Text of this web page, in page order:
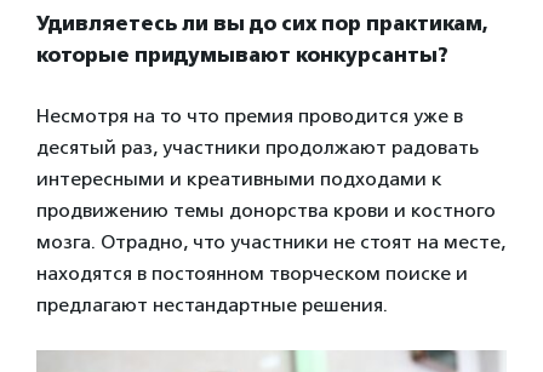
Удивляетесь ли вы до сих пор практикам,
которые придумывают конкурсанты?
Несмотря на то что премия проводится уже в
десятый раз, участники продолжают радовать
интересными и креативными подходами к
продвижению темы донорства крови и костного
мозга. Отрадно, что участники не стоят на месте,
находятся в постоянном творческом поиске и
предлагают нестандартные решения.